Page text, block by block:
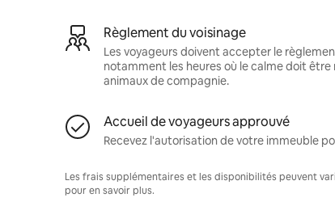
Règlement du voisinage
Les voyageurs doivent accepter le
notamment les heures où le calme doit
animaux de compagnie.
Accueil de voyageurs approuvé
Recevez l'autorisation de votre immeuble
Les frais supplémentaires et les disponibilités peuvent
pour en savoir plus.